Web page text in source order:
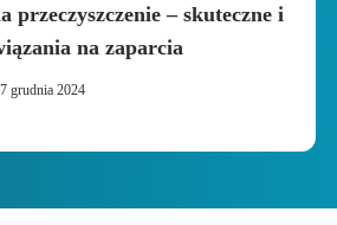
przeczyszczenie – skuteczne i
na zaparcia
grudnia 2024